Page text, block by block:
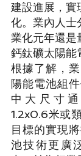
建設進展，實
化。業內人士
業化元年還是
鈣鈦礦太陽能
根據了解，
陽能電池組
中大尺寸通
1.2x0.6米或
目標的實現
池技術更廣